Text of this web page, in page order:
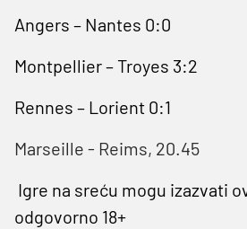
Angers – Nantes 0:0
Montpellier – Troyes 3:2
Rennes – Lorient 0:1
Marseille - Reims, 20.45
Igre na sreću mogu izazvati
odgovorno 18+